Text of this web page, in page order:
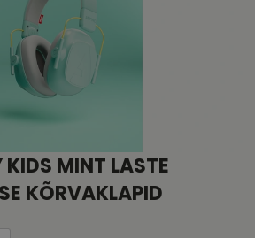
KIDS MINT LASTE
KÕRVAKLAPID